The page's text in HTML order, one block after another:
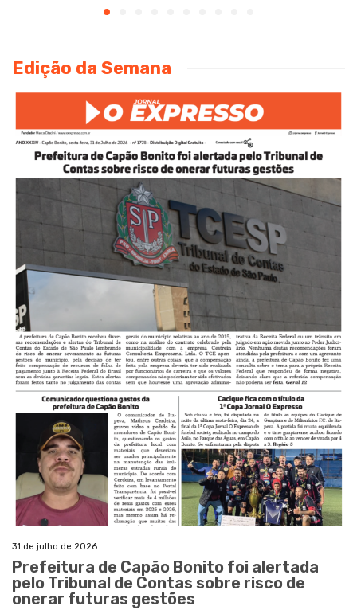
Edição da Semana
31 de julho de 2026
Prefeitura de Capão Bonito foi alertada
pelo Tribunal de Contas sobre risco de
onerar futuras gestões